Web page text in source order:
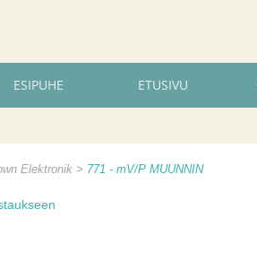
ESIPUHE ETUSIVU
Elektronik 771 - mV/P MUUNNIN